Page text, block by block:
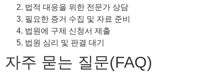
법적 대응을 위한 전문가 상담
필요한 증거 수집 및 자료 준비
법원에 구제 신청서 제출
법원 심리 및 판결 대기
자주 묻는 질문(FAQ)